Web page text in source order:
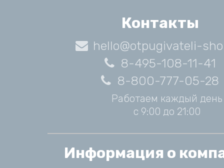
Контакты
hello@otpugivateli-
8-495-108-11-41
8-800-777-05-28
Работаем каждый день
с 9:00 до 21:00
Информация о